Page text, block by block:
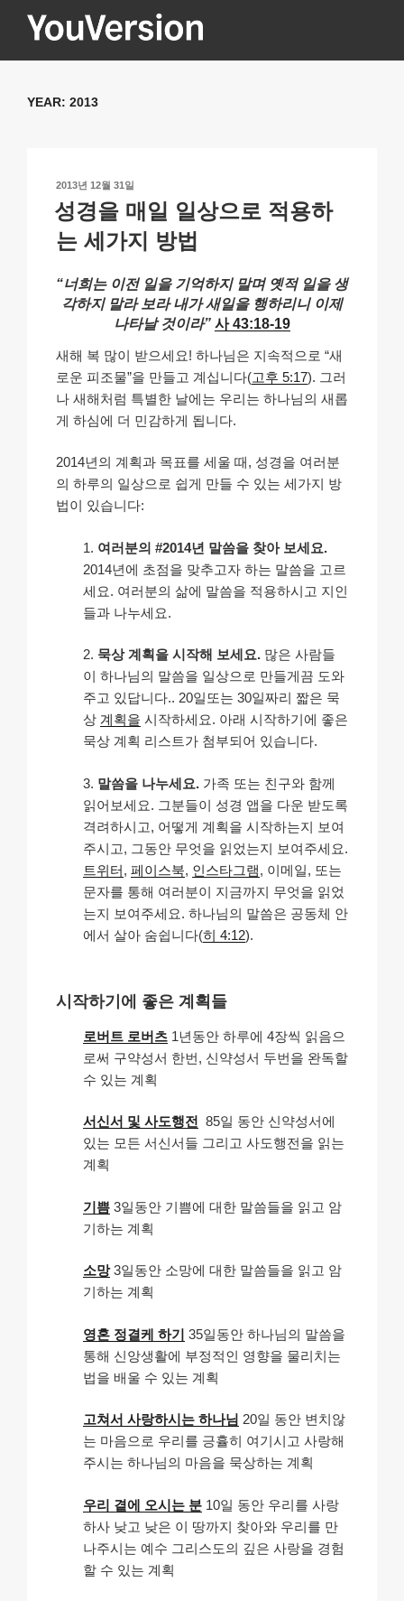
YOUVERSION
YEAR: 2013
작
성
일
자
2013년 12월 31일
성경을 매일 일상으로 적용하
는 세가지 방법
“너희는 이전 일을 기억하지 말며 옛적 일을 생
각하지 말라 보라 내가 새일을 행하리니 이제
나타날 것이라” 사 43:18-19
새해 복 많이 받으세요! 하나님은 지속적으로 “새
로운 피조물”을 만들고 계십니다(고후 5:17). 그러
나 새해처럼 특별한 날에는 우리는 하나님의 새롭
게 하심에 더 민감하게 됩니다.
2014년의 계획과 목표를 세울 때, 성경을 여러분
의 하루의 일상으로 쉽게 만들 수 있는 세가지 방
법이 있습니다:
1. 여러분의 #2014년 말씀을 찾아 보세요.
2014년에 초점을 맞추고자 하는 말씀을 고르
세요. 여러분의 삶에 말씀을 적용하시고 지인
들과 나누세요.
2. 묵상 계획을 시작해 보세요. 많은 사람들
이 하나님의 말씀을 일상으로 만들게끔 도와
주고 있답니다.. 20일또는 30일짜리 짧은 묵
상 계획을 시작하세요. 아래 시작하기에 좋은
묵상 계획 리스트가 첨부되어 있습니다.
3. 말씀을 나누세요. 가족 또는 친구와 함께
읽어보세요. 그분들이 성경 앱을 다운 받도록
격려하시고, 어떻게 계획을 시작하는지 보여
주시고, 그동안 무엇을 읽었는지 보여주세요.
트위터, 페이스북, 인스타그램, 이메일, 또는
문자를 통해 여러분이 지금까지 무엇을 읽었
는지 보여주세요. 하나님의 말씀은 공동체 안
에서 살아 숨쉽니다(히 4:12).
시작하기에 좋은 계획들
로버트 로버츠 1년동안 하루에 4장씩 읽음으
로써 구약성서 한번, 신약성서 두번을 완독할
수 있는 계획
서신서 및 사도행전 85일 동안 신약성서에
있는 모든 서신서들 그리고 사도행전을 읽는
계획
기쁨 3일동안 기쁨에 대한 말씀들을 읽고 암
기하는 계획
소망3일동안 소망에 대한 말씀들을 읽고 암
기하는 계획
영혼 정결케 하기 35일동안 하나님의 말씀을
통해 신앙생활에 부정적인 영향을 물리치는
법을 배울 수 있는 계획
고쳐서 사랑하시는 하나님 20일 동안 변치않
는 마음으로 우리를 긍휼히 여기시고 사랑해
주시는 하나님의 마음을 묵상하는 계획
우리 곁에 오시는 분 10일 동안 우리를 사랑
하사 낮고 낮은 이 땅까지 찾아와 우리를 만
나주시는 예수 그리스도의 깊은 사랑을 경험
할 수 있는 계획